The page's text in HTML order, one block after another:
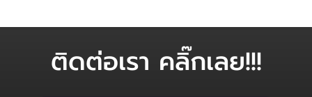
ติดต่อเรา คลิ๊กเลย!!!